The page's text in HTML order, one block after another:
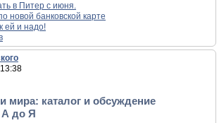
в Питер с июня.
новой банковской карте
ей и надо!
мира: каталог и обсуждение
А до Я